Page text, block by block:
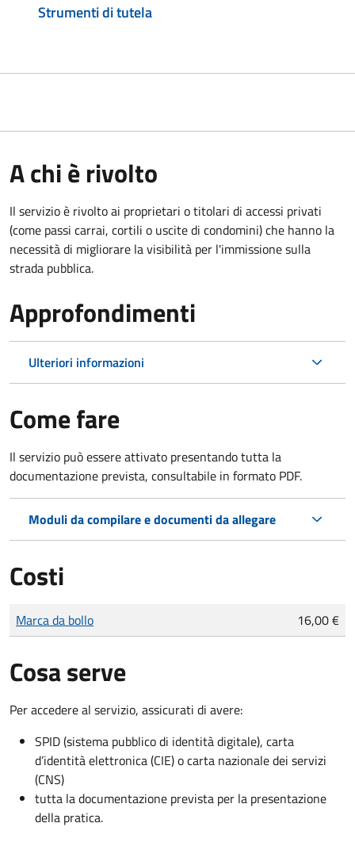
Strumenti di tutela
A chi è rivolto
Il servizio è rivolto ai proprietari o titolari di accessi privati
(come passi carrai, cortili o uscite di condomini) che hanno la
necessità di migliorare la visibilità per l'immissione sulla
strada pubblica.
Approfondimenti
Ulteriori informazioni
Come fare
Il servizio può essere attivato presentando tutta la
documentazione prevista, consultabile in formato PDF.
Moduli da compilare e documenti da allegare
Costi
Tipo di pagamento
Importo
Marca da bollo 16,00 €
Cosa serve
Per accedere al servizio, assicurati di avere:
SPID (sistema pubblico di identità digitale), carta
d’identità elettronica (CIE) o carta nazionale dei servizi
(CNS)
tutta la documentazione prevista per la presentazione
della pratica.